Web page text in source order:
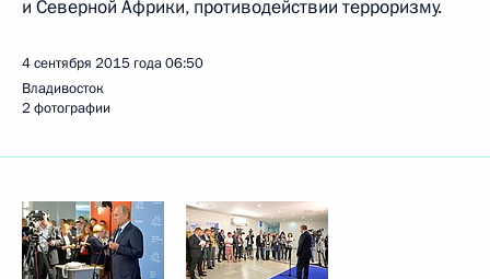
и Северной Африки, противодействии терроризму.
4 сентября 2015 года06:50
Владивосток
2 фотографии